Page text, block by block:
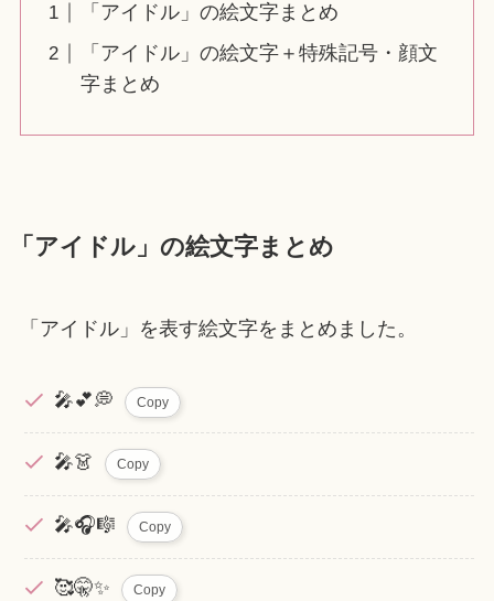
「アイドル」の絵文字まとめ
「アイドル」の絵文字＋特殊記号・顔文
字まとめ
「アイドル」の絵文字まとめ
「アイドル」を表す絵文字をまとめました。
🎤💕︎💭 Copy
🎤👗 Copy
🎤🎧🎼 Copy
🥰🤫✨ Copy